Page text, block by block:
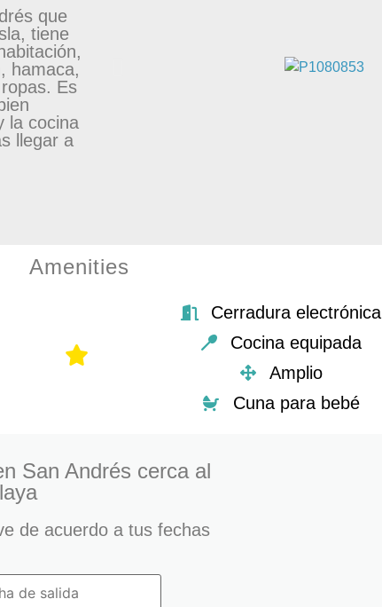
que
tiene
hamaca,
Es
la cocina
llegar a
Amenities
Cerradura electrónica
Cocina equipada
Amplio
Cuna para bebé
San Andrés cerca al
de acuerdo a tus fechas